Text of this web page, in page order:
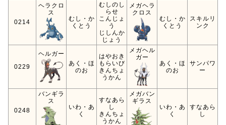
0214
ヘラクロ
ス
むし・か
くとう
むしのし
らせ
こんじょ
う
じしんか
じょう
メガヘラ
クロス
むし・か
くとう
スキルリ
ンク
0229
ヘルガー
あく・ほ
のお
はやおき
もらいび
きんちょ
うかん
メガヘル
ガー
あく・ほ
のお
サンパワ
ー
0248
バンギラ
ス
いわ・あ
く
すなあら
し
きんちょ
うかん
メガバン
ギラス
いわ・あ
く
すなあら
し